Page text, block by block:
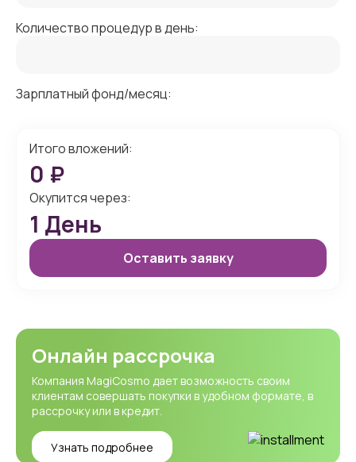
Количество процедур в день:
Зарплатный фонд/месяц:
Итого вложений:
0 ₽
Окупится через:
1 День
Оставить заявку
Онлайн рассрочка
Компания MagiCosmo дает возможность своим
клиентам совершать покупки в удобном формате, в
рассрочку или в кредит.
Узнать подробнее